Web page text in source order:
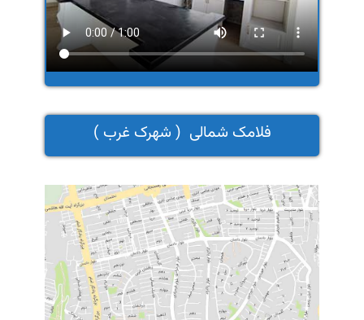
فلامک شمالی ( شهرک غرب )